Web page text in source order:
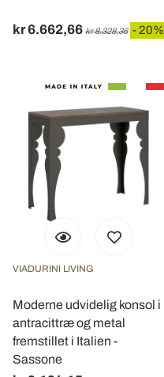
kr 6.662,66 kr 8.328,36 - 20%
VIADURINI LIVING
Moderne udvidelig konsol i
antracittræ og metal
fremstillet i Italien -
Sassone